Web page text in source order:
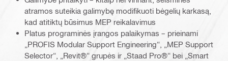
atramos suteikia galimybę modifikuoti bėgelių karkasą,
kad atitiktų būsimus MEP reikalavimus
Platus programinės įrangos palaikymas – prieinami
„PROFIS Modular Support Engineering“, „MEP Support
Selector“, „Revit®“ grupės ir „Staad Pro®“ bei „Smart